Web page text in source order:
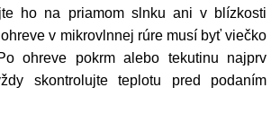
ho na priamom slnku ani v blízkosti
v mikrovlnnej rúre musí byť viečko
ohreve pokrm alebo tekutinu najprv
skontrolujte teplotu pred podaním